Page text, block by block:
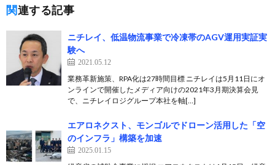
関連する記事
ニチレイ、低温物流事業で冷凍帯のAGV運用実証実
験へ
2021.05.12
業務革新施策、RPA化は27時間目標 ニチレイは5月11日にオ
ンラインで開催したメディア向けの2021年3月期決算会見
で、ニチレイロジグループ本社を軸[…]
エアロネクスト、モンゴルでドローン活用した「空
のインフラ」構築を加速
2025.01.15